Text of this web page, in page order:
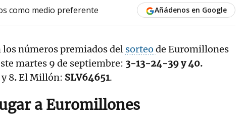
como medio preferente Añádenos en Google
los números premiados del sorteo de Euromillones
martes 9 de septiembre: 3-13-24-39 y 40.
8.El Millón: SLV64651.
a Euromillones